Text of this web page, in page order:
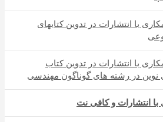
با انتشارات در تدوین کتابهای
با انتشارات در تدوین کتاب
نوین در رشته های گوناگون مهندسی
انتشارات و کافی نت